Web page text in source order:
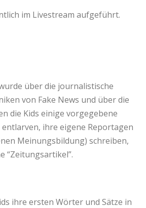
im Livestream aufgeführt.
über die journalistische
von Fake News und über die
die Kids einige vorgegebene
ihre eigene Reportagen
Meinungsbildung) schreiben,
“Zeitungsartikel”.
ihre ersten Wörter und Sätze in